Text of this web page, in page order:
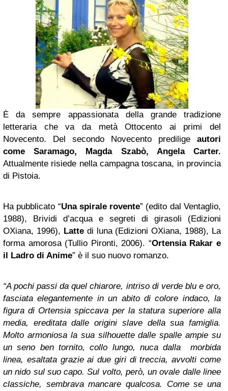
È da sempre appassionata della grande tradizione
letteraria che va da metà Ottocento ai primi del
Novecento. Del secondo Novecento predilige autori
come Saramago, Magda Szabò, Angela Carter.
Attualmente risiede nella campagna toscana, in provincia
di Pistoia.
Ha pubblicato “Una spirale rovente” (edito dal Ventaglio,
1988), Brividi d’acqua e segreti di girasoli (Edizioni
OXiana, 1996), Lattedi luna (Edizioni OXiana, 1988), La
forma amorosa (Tullio Pironti, 2006). “Ortensia Rakar e
il Ladro di Anime” è il suo nuovo romanzo.
“A pochi passi da quel chiarore, intriso di verde blu e oro,
fasciata elegantemente in un abito di colore indaco, la
figura di Ortensia spiccava per la statura superiore alla
media, ereditata dalle origini slave della sua famiglia.
Molto armoniosa la sua silhouette dalle spalle ampie su
un seno ben tornito, collo lungo, nuca dalla morbida
linea, esaltata grazie ai due giri di treccia, avvolti come
un nido sul suo capo. Sul volto, però, un ovale dalle linee
classiche, sembrava mancare qualcosa. Come se una